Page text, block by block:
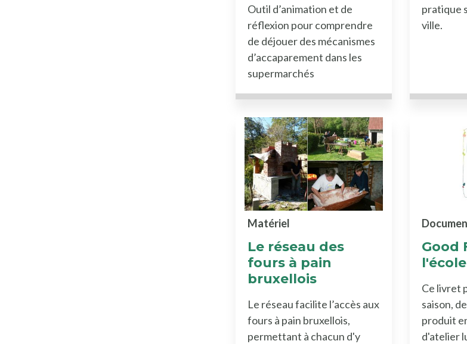
Outil d’animation et de
réflexion pour comprendre
de déjouer des mécanismes
d’accaparement dans les
supermarchés
pratique
ville.
Le réseau des
fours à pain
bruxellois
Matériel
Le réseau facilite l’accès aux
fours à pain bruxellois,
permettant à chacun d'y
Good
l'école
Ce livret
saison,
produit
d'atelier